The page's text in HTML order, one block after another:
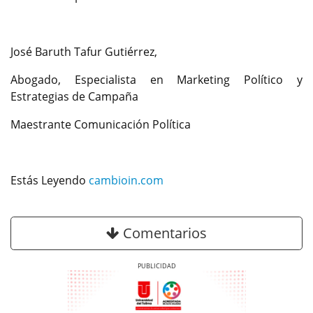
José Baruth Tafur Gutiérrez,
Abogado, Especialista en Marketing Político y
Estrategias de Campaña
Maestrante Comunicación Política
Estás Leyendo cambioin.com
Comentarios